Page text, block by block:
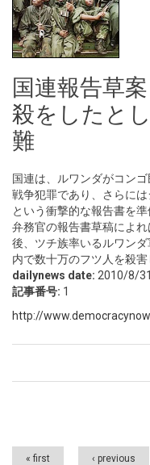
国連報告草
殺をしたと
難
国連は、ルワンダがコン
戦争犯罪であり、さらに
という衝撃的な報告書を
弁務官の報告書草稿によ
後、ツチ族率いるルワン
内で数十万のフツ人を殺害
dailynews date: 2010/8/
記事番号: 1
http://
« first ‹ previous